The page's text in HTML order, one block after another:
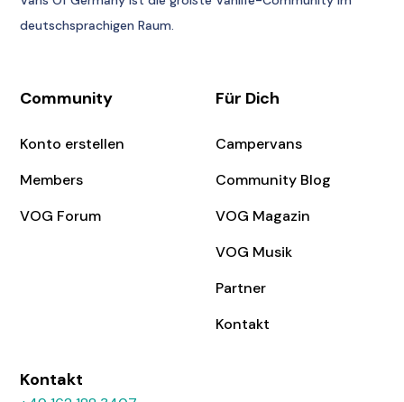
deutschsprachigen Raum.
Community
Konto erstellen
Members
VOG Forum
Für Dich
Campervans
Community Blog
VOG Magazin
VOG Musik
Partner
Kontakt
Kontakt